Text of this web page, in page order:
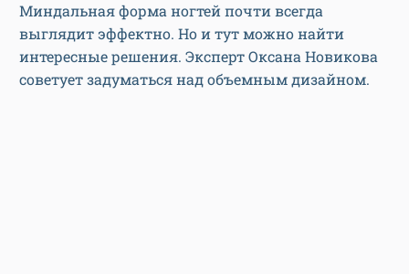
Миндальная форма ногтей почти всегда
выглядит эффектно. Но и тут можно найти
интересные решения. Эксперт Оксана Новикова
советует задуматься над объемным дизайном.